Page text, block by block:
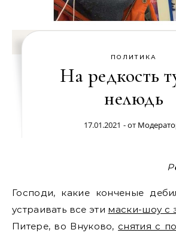
ПОЛИТИКА
На редкость
нелюдь
17.01.2021 - от
Господи, какие конченые
устраивать все эти маски-шоу с
Питере, во Внуково, снятия с